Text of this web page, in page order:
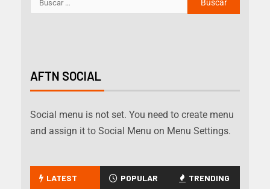
AFTN SOCIAL
Social menu is not set. You need to create menu
and assign it to Social Menu on Menu Settings.
LATEST POPULAR TRENDING